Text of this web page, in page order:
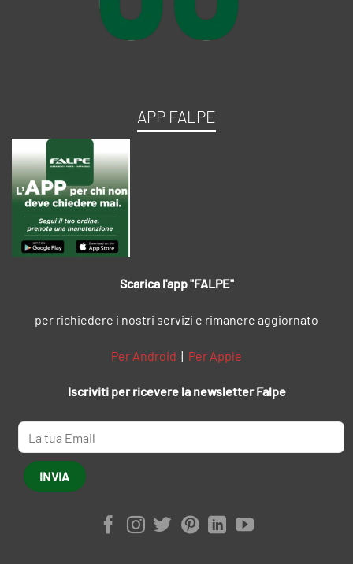
APP FALPE
Scarica l'app "FALPE"
per richiedere i nostri servizi e rimanere aggiornato
Per Android | Per Apple
Iscriviti per ricevere la newsletter Falpe